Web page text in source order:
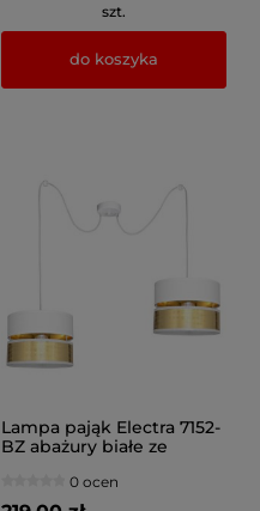
szt.
do koszyka
Lampa pająk Electra 7152-
BZ abażury białe ze
0 ocen